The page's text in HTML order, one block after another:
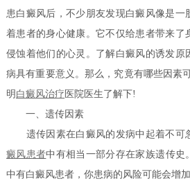
患白癜风后，不少朋友发现白癜风像是一
着患者的身心健康。它不仅给患者带来了
侵蚀着他们的心灵。了解白癜风的诱发原
病具有重要意义。那么，究竟有哪些因素
明 白癜风治疗 医院医生了解下!
一、遗传因素
遗传因素在白癜风的发病中起着不可
癜风患者中有相当一部分存在家族遗传史
中有白癜风患者，你患病的风险可能会增加